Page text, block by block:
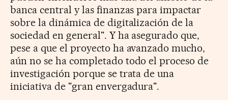
banca central y las finanzas para impactar
sobre la dinámica de digitalización de la
sociedad en general". Y ha asegurado que,
pese a que el proyecto ha avanzado mucho,
aún no se ha completado todo el proceso de
investigación porque se trata de una
iniciativa de "gran envergadura".